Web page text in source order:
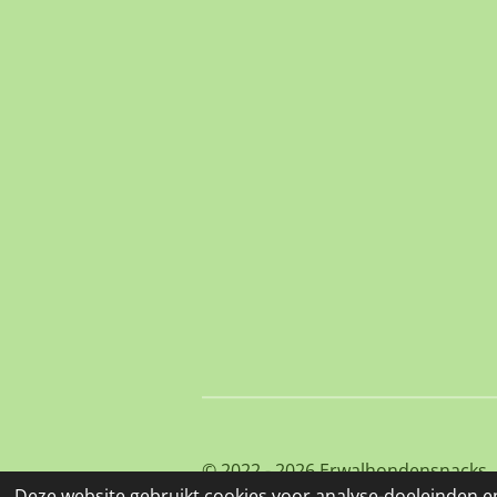
© 2022 - 2026 Erwalhondensnacks